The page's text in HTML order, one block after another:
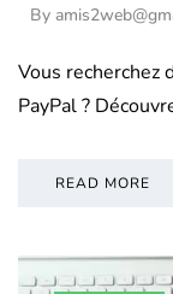
By
Vous recherchez
PayPal ?
READ MORE